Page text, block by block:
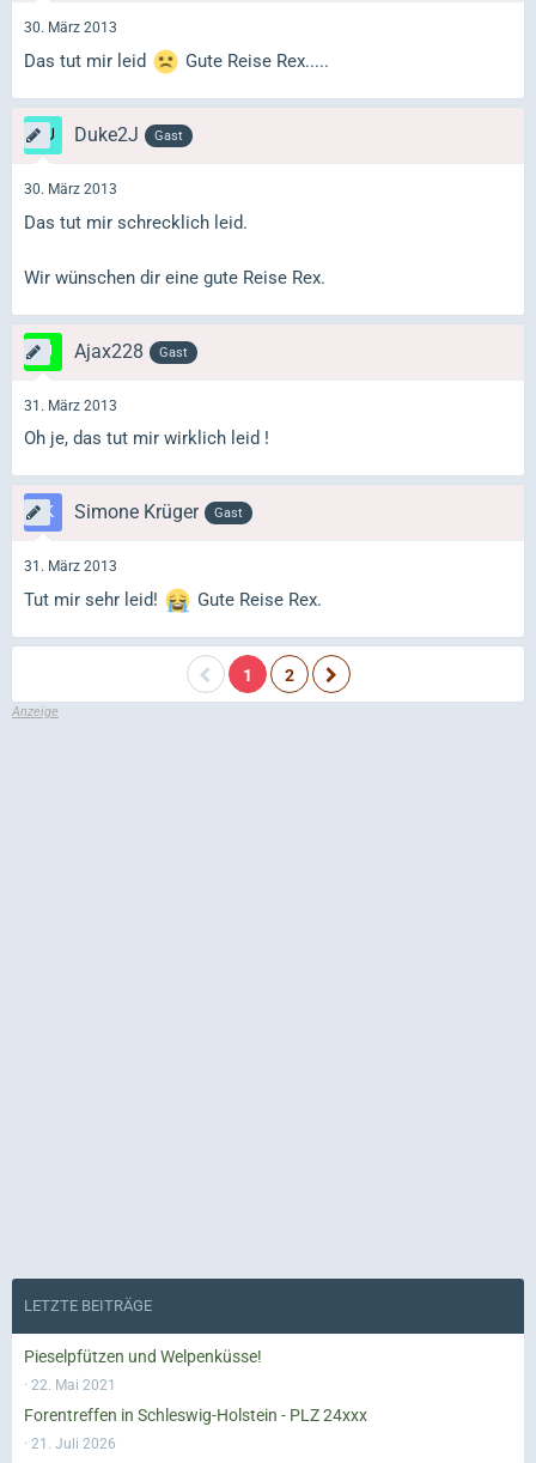
30. März 2013
Das tut mir leid Gute Reise Rex.....
Duke2J Gast
30. März 2013
Das tut mir schrecklich leid.
Wir wünschen dir eine gute Reise Rex.
Ajax228 Gast
31. März 2013
Oh je, das tut mir wirklich leid !
Simone Krüger Gast
31. März 2013
Tut mir sehr leid! Gute Reise Rex.
1 2
LETZTE BEITRÄGE
Pieselpfützen und Welpenküsse!
22. Mai 2021
Forentreffen in Schleswig-Holstein - PLZ 24xxx
21. Juli 2026